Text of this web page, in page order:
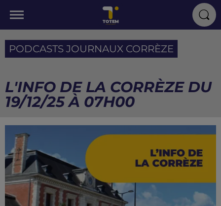
PODCASTS JOURNAUX CORRÈZE
L'INFO DE LA CORRÈZE DU
19/12/25 À 07H00